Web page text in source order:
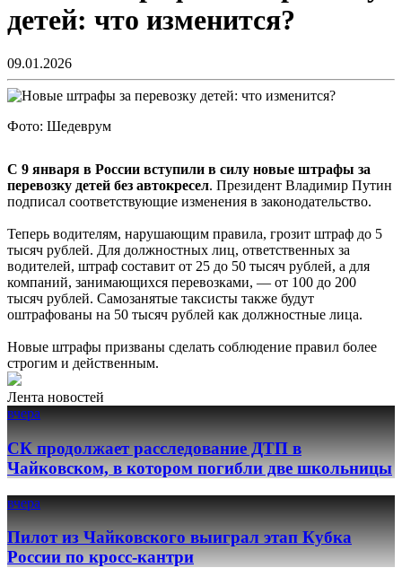
детей: что изменится?
09.01.2026
Фото: Шедеврум
С 9 января в России вступили в силу новые штрафы за
перевозку детей без автокресел. Президент Владимир Путин
подписал соответствующие изменения в законодательство.
Теперь водителям, нарушающим правила, грозит штраф до 5
тысяч рублей. Для должностных лиц, ответственных за
водителей, штраф составит от 25 до 50 тысяч рублей, а для
компаний, занимающихся перевозками, — от 100 до 200
тысяч рублей. Самозанятые таксисты также будут
оштрафованы на 50 тысяч рублей как должностные лица.
Новые штрафы призваны сделать соблюдение правил более
строгим и действенным.
Лента новостей
вчера
СК продолжает расследование ДТП в
Чайковском, в котором погибли две школьницы
вчера
Пилот из Чайковского выиграл этап Кубка
России по кросс-кантри